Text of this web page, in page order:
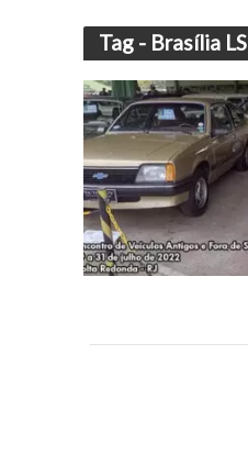
Tag - Brasília LS